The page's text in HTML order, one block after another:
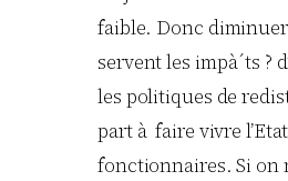
faible. Donc
servent les impà´ts ?
les politiques de
part à faire vivre
fonctionnaires. Si on